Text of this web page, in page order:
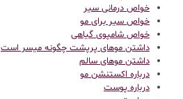
خواص درمانی سیر
خواص سیر برای مو
خواص شامپوی گیاهی
داشتن موهای پرپشت چگونه میسر است
داشتن موهای سالم
درباره اکستنشن مو
درباره پوست